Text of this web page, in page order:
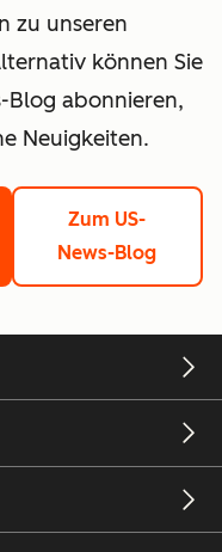
zu unseren
können Sie
Blog abonnieren,
Neuigkeiten.
Zum US-
News-Blog